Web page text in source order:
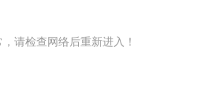
请检查网络后重新进入！